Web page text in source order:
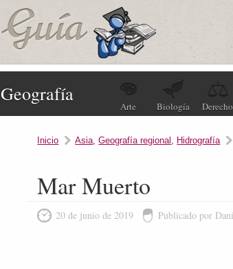
Geografía
Arte Biología Derecho
Inicio Asia,Geografía regional , Hidrografía
Mar Muerto
20 de junio de 2019 Publicado por